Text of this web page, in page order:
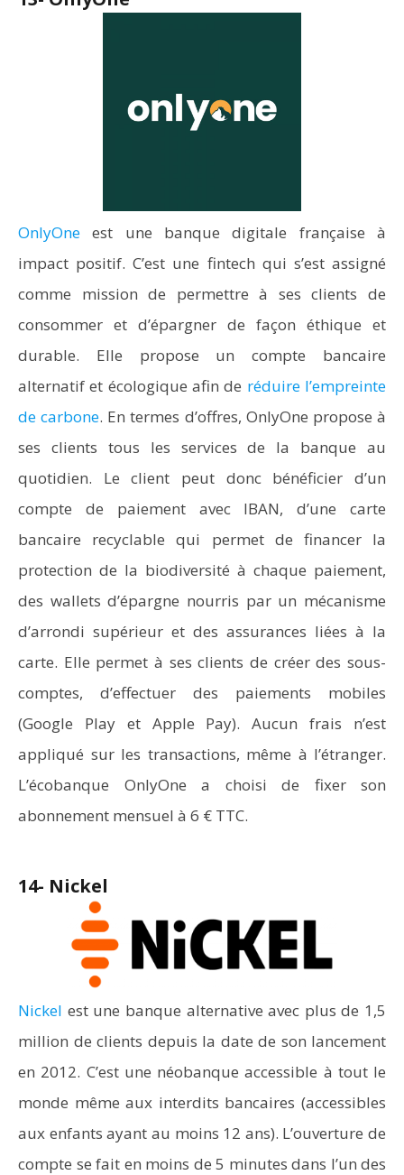
OnlyOne est une banque digitale française à
impact positif. C’est une fintech qui s’est assigné
comme mission de permettre à ses clients de
consommer et d’épargner de façon éthique et
durable. Elle propose un compte bancaire
alternatif et écologique afin de réduire l’empreinte
de carbone. En termes d’offres, OnlyOne propose à
ses clients tous les services de la banque au
quotidien. Le client peut donc bénéficier d’un
compte de paiement avec IBAN, d’une carte
bancaire recyclable qui permet de financer la
protection de la biodiversité à chaque paiement,
des wallets d’épargne nourris par un mécanisme
d’arrondi supérieur et des assurances liées à la
carte. Elle permet à ses clients de créer des sous-
comptes, d’effectuer des paiements mobiles
(Google Play et Apple Pay). Aucun frais n’est
appliqué sur les transactions, même à l’étranger.
L’écobanque OnlyOne a choisi de fixer son
abonnement mensuel à 6 € TTC.
14- Nickel
Nickel est une banque alternative avec plus de 1,5
million de clients depuis la date de son lancement
en 2012. C’est une néobanque accessible à tout le
monde même aux interdits bancaires (accessibles
aux enfants ayant au moins 12 ans). L’ouverture de
compte se fait en moins de 5 minutes dans l’un des